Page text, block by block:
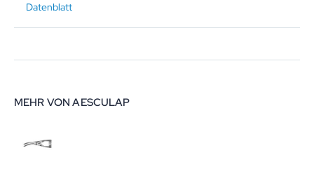
Datenblatt
MEHR VON AESCULAP